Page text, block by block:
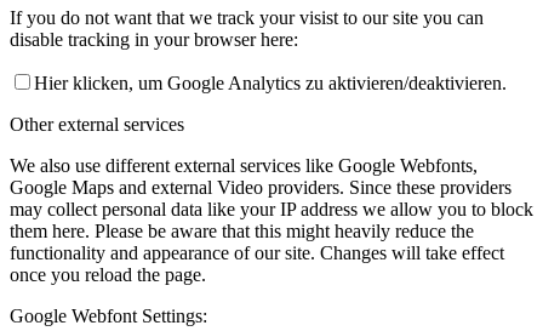
If you do not want that we track your visist to our site you can
disable tracking in your browser here:
Hier klicken, um Google Analytics zu aktivieren/deaktivieren.
Other external services
We also use different external services like Google Webfonts,
Google Maps and external Video providers. Since these providers
may collect personal data like your IP address we allow you to block
them here. Please be aware that this might heavily reduce the
functionality and appearance of our site. Changes will take effect
once you reload the page.
Google Webfont Settings: